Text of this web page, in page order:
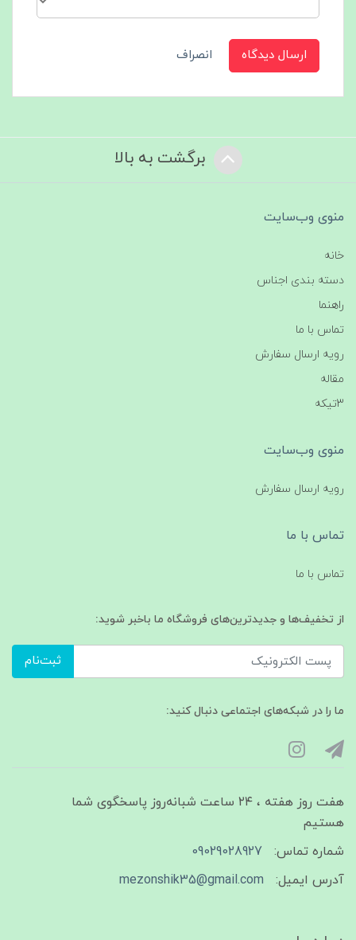
ارسال دیدگاه انصراف
برگشت به بالا
منوی وب‌سایت
خانه
دسته بندی اجناس
راهنما
تماس با ما
رویه ارسال سفارش
مقاله
3تیکه
منوی وب‌سایت
رویه ارسال سفارش
تماس با ما
تماس با ما
از تخفیف‌ها و جدیدترین‌های فروشگاه ما باخبر شوید:
ثبت‌نام
ما را در شبکه‌های اجتماعی دنبال کنید:
هفت روز هفته ، ۲۴ ساعت شبانه‌روز پاسخگوی شما
هستیم
شماره تماس:
09029028927
آدرس ایمیل:
mezonshik35@gmail.com